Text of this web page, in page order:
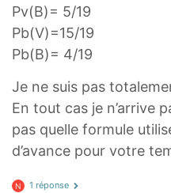
Pv(B)= 5/19
Pb(V)=15/19
Pb(B)= 4/19
Je ne suis pas
En tout cas je n’arrive
pas quelle formule
d’avance pour votre
N 1 réponse